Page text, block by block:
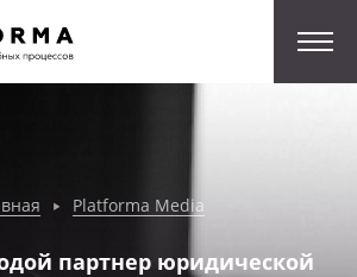
Platforma Media
партнер юридической